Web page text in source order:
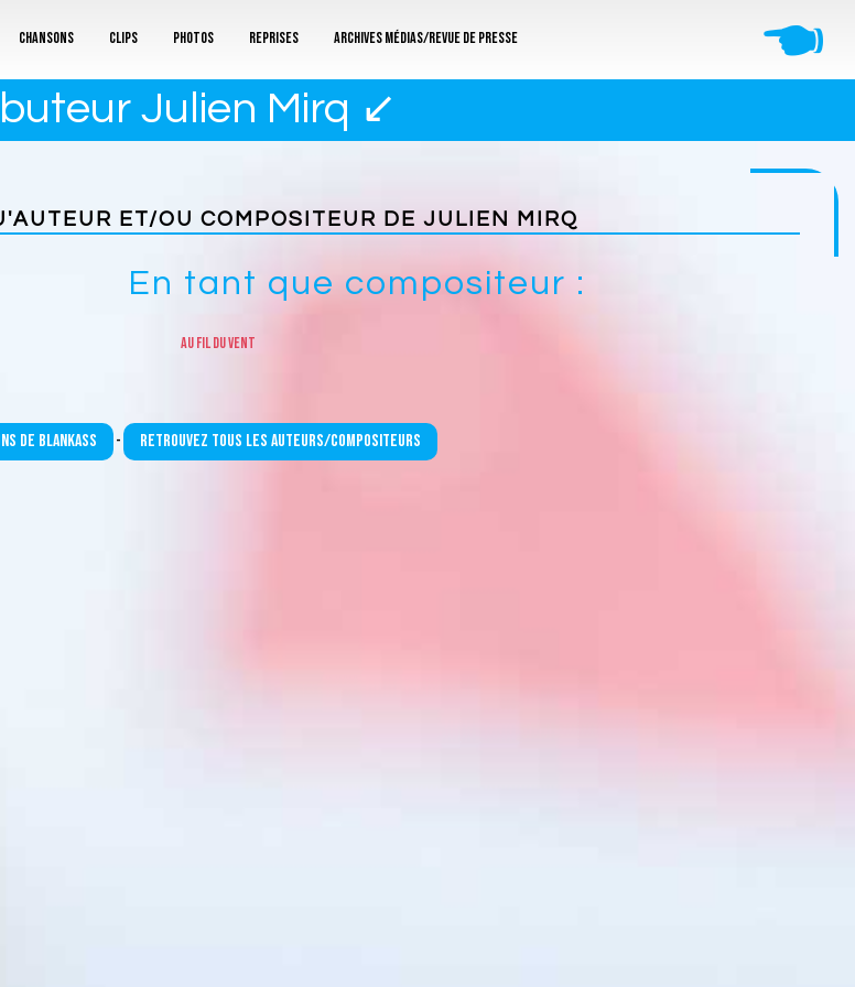
Chansons Clips Photos Reprises Archives médias/revue de presse 🖜
Julien Mirq ↙
ET/OU COMPOSITEUR DE JULIEN MIRQ
En tant que compositeur :
Au fil du vent
de Blankass - Retrouvez tous les auteurs/compositeurs